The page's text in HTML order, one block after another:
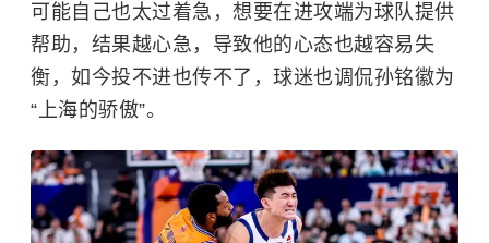
可能自己也太过着急，想要在进攻端为球队提供
帮助，结果越心急，导致他的心态也越容易失
衡，如今投不进也传不了，球迷也调侃孙铭徽为
“上海的骄傲”。